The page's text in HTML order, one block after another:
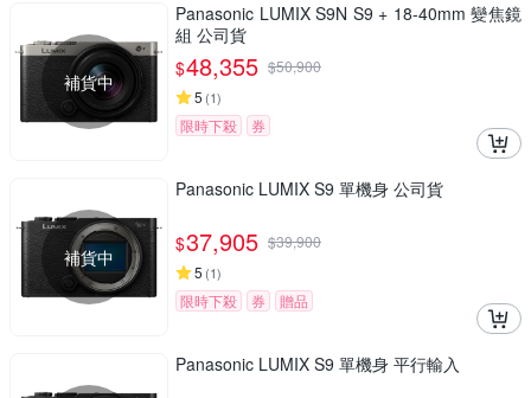
補貨中
Panasonic LUMIX S9N S9 + 18-40mm 變焦鏡
組 公司貨
$48,355 $50,900
5 (1)
限時下殺 券
補貨中
Panasonic LUMIX S9 單機身 公司貨
$37,905 $39,900
5 (1)
限時下殺 券 贈品
Panasonic LUMIX S9 單機身 平行輸入